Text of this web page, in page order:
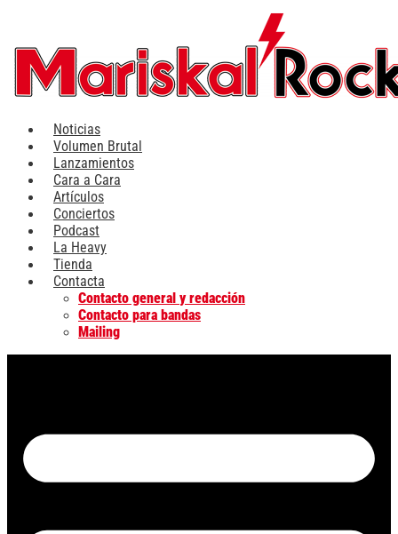
contenido
Noticias
Volumen Brutal
Lanzamientos
Cara a Cara
Artículos
Conciertos
Podcast
La Heavy
Tienda
Contacta
Contacto general y redacción
Contacto para bandas
Mailing